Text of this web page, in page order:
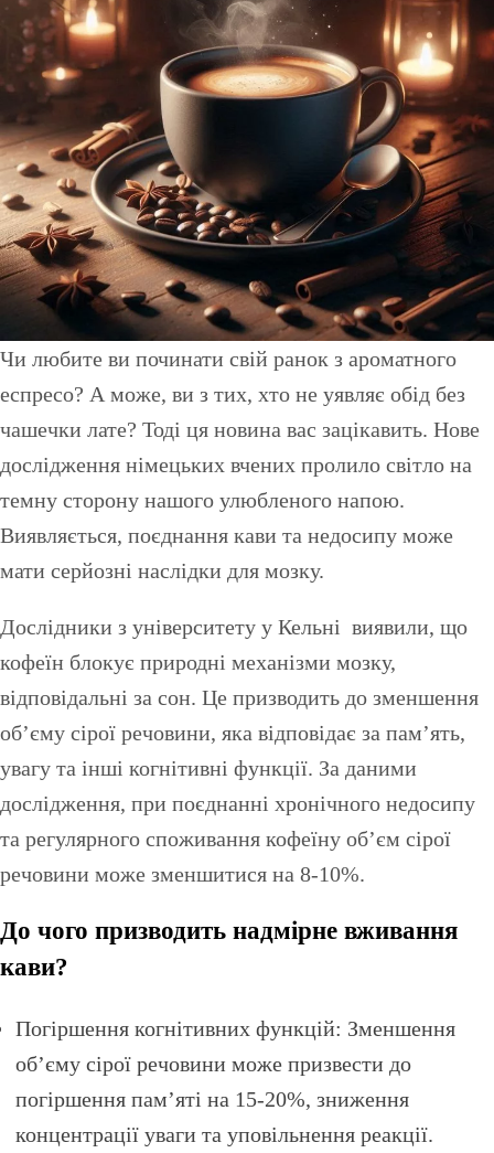
Чи любите ви починати свій ранок з ароматного
еспресо? А може, ви з тих, хто не уявляє обід без
чашечки лате? Тоді ця новина вас зацікавить. Нове
дослідження німецьких вчених пролило світло на
темну сторону нашого улюбленого напою.
Виявляється, поєднання кави та недосипу може
мати серйозні наслідки для мозку.
Дослідники з університету у Кельні виявили, що
кофеїн блокує природні механізми мозку,
відповідальні за сон. Це призводить до зменшення
об’єму сірої речовини, яка відповідає за пам’ять,
увагу та інші когнітивні функції. За даними
дослідження, при поєднанні хронічного недосипу
та регулярного споживання кофеїну об’єм сірої
речовини може зменшитися на 8-10%.
До чого призводить надмірне вживання
кави?
Погіршення когнітивних функцій: Зменшення
об’єму сірої речовини може призвести до
погіршення пам’яті на 15-20%, зниження
концентрації уваги та уповільнення реакції.